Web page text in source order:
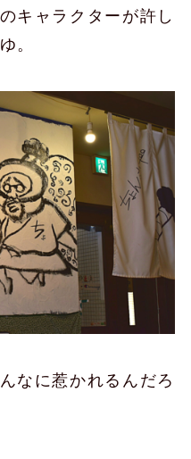
キャラクターが許し
。
なに惹かれるんだろ